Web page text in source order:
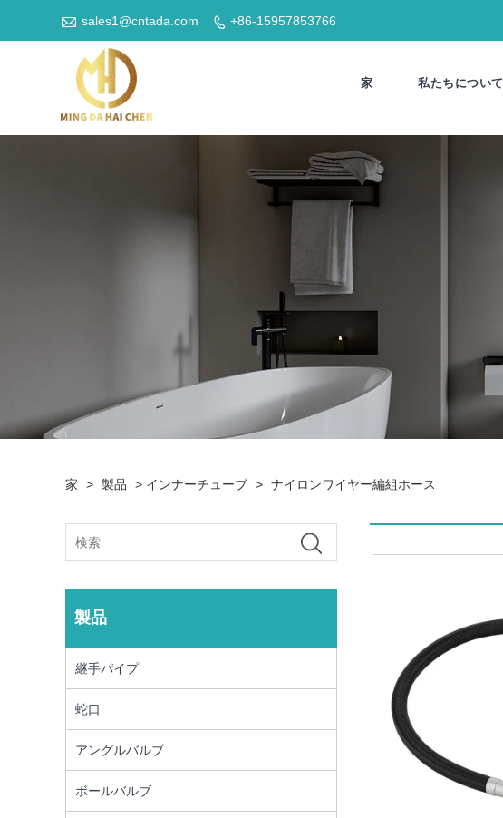
 sales1@cntada.com  +86-15957853766
家 私たちについて
家 > 製品 > インナーチューブ > ナイロンワイヤー編組ホース
製品
継手パイプ
蛇口
アングルバルブ
ボールバルブ